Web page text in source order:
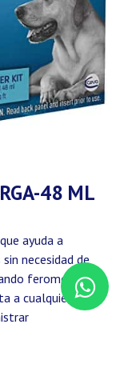
48 ML
ayuda a
necesidad de
feromonas en
a cualquier